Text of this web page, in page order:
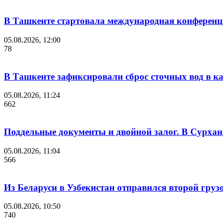
В Ташкенте стартовала международная
05.08.2026, 12:00
78
В Ташкенте зафиксировали сброс сточных вод в
05.08.2026, 11:24
662
Поддельные документы и двойной залог. В
05.08.2026, 11:04
566
Из Беларуси в Узбекистан отправился второй
05.08.2026, 10:50
740